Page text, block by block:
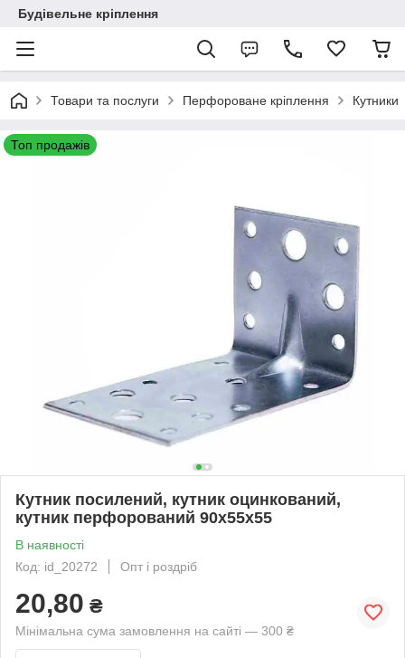
Будівельне кріплення
Товари та послуги Перфороване кріплення Кутники
Топ продажів
Кутник посилений, кутник оцинкований,
кутник перфорований 90х55х55
В наявності
Код: id_20272
Опт і роздріб
20,80 ₴
Мінімальна сума замовлення на сайті — 300 ₴